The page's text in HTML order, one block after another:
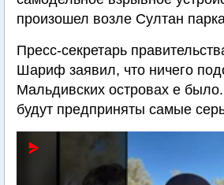
произошел возле Султан
Пресс-секретарь
Шариф заявил, что ничего
Мальдивских островах е
будут предприняты самые